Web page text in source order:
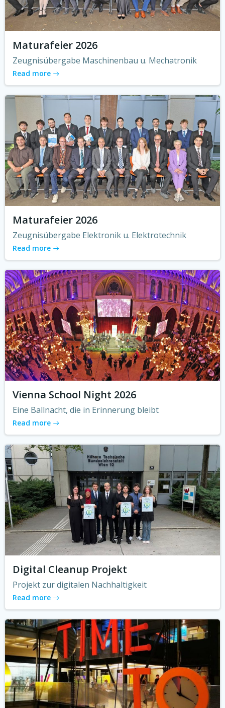
Maturafeier 2026
Zeugnisübergabe Maschinenbau u. Mechatronik
Read more
Maturafeier 2026
Zeugnisübergabe Elektronik u. Elektrotechnik
Read more
Vienna School Night 2026
Eine Ballnacht, die in Erinnerung bleibt
Read more
Digital Cleanup Projekt
Projekt zur digitalen Nachhaltigkeit
Read more